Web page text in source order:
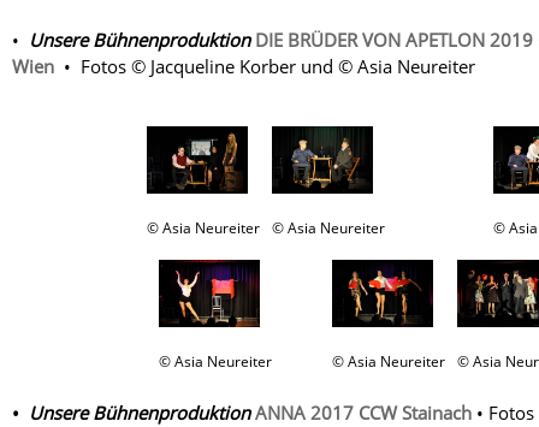
• Unsere Bühnenproduktion DIE BRÜDER VON APETLON
Wien • Fotos © Jacqueline Korber und © Asia Neureiter
© Asia Neureiter © Asia Neureiter ©
© Asia Neureiter © Asia Neureiter © Asia
• Unsere BühnenproduktionANNA 2017 CCW Stainach •